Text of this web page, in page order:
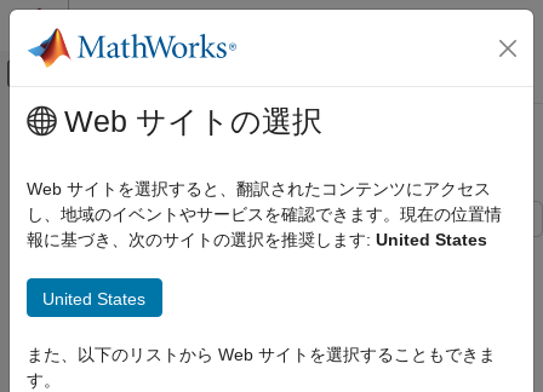
コンテンツへスキップ
オフキャンバス ナビゲーション メ
ドキュメンテーションのホーム
Computer Vision Toolbox
ON THIS PAGE
Simulate the Model
メインコンテンツ
Construct Laplacian Pyramid Image
This example shows you how to construct a Laplacian pyramid
image.
Example Model
Open the Simulink® model.
Web サイトの選択
Web サイトを選択すると、翻訳されたコンテンツにアクセス
し、地域のイベントやサービスを確認できます。現在の位置情
報に基づき、次のサイトの選択を推奨します: United States
United States
また、以下のリストから Web サイトを選択することもできま
す。